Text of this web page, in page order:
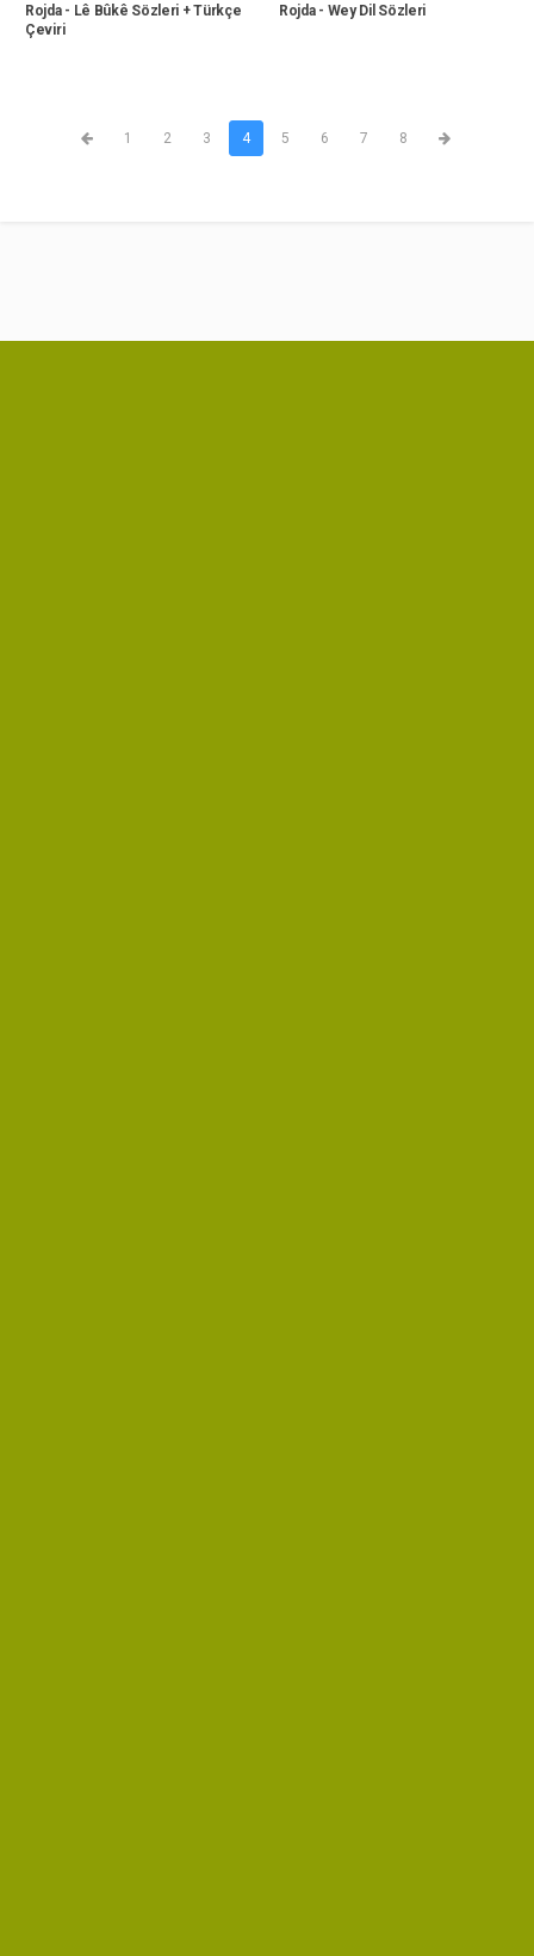
Rojda - Lê Bûkê Sözleri + Türkçe
Çeviri
Rojda - Wey Dil Sözleri
1 2 3 4 5 6 7 8